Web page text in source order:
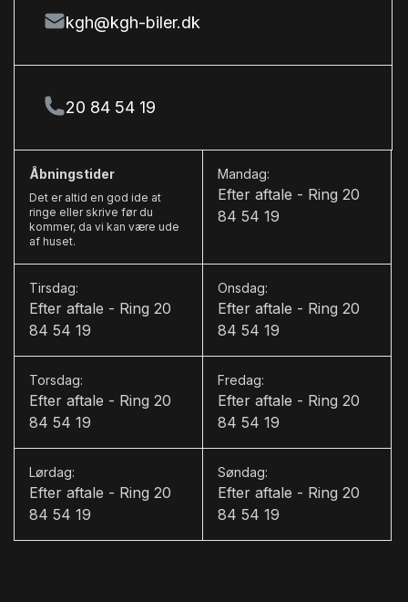
kgh@kgh-biler.dk
20 84 54 19
Åbningstider
Det er altid en god ide at
ringe eller skrive før du
kommer, da vi kan være ude
af huset.
Mandag:
Efter aftale - Ring 20
84 54 19
Tirsdag:
Efter aftale - Ring 20
84 54 19
Onsdag:
Efter aftale - Ring 20
84 54 19
Torsdag:
Efter aftale - Ring 20
84 54 19
Fredag:
Efter aftale - Ring 20
84 54 19
Lørdag:
Efter aftale - Ring 20
84 54 19
Søndag:
Efter aftale - Ring 20
84 54 19